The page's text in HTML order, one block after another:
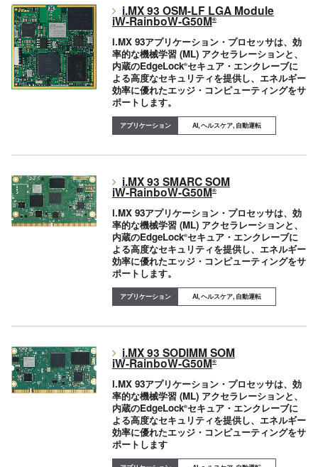
i.MX 93 OSM-LF LGA Module
iW-RainboW-G50M®
i.MX 93アプリケーション・プロセッサは、効
率的な機械学習 (ML) アクセラレーションと、
内蔵のEdgeLock®セキュア・エンクレーブに
よる高度なセキュリティを提供し、エネルギー
効率に優れたエッジ・コンピューティングをサ
ポートします。
AI, ヘルスケア, 自動運転
i.MX 93 SMARC SOM
iW-RainboW-G50M®
i.MX 93アプリケーション・プロセッサは、効
率的な機械学習 (ML) アクセラレーションと、
内蔵のEdgeLock®セキュア・エンクレーブに
よる高度なセキュリティを提供し、エネルギー
効率に優れたエッジ・コンピューティングをサ
ポートします。
AI, ヘルスケア, 自動運転
i.MX 93 SODIMM SOM
iW-RainboW-G50M®
i.MX 93アプリケーション・プロセッサは、効
率的な機械学習 (ML) アクセラレーションと、
内蔵のEdgeLock®セキュア・エンクレーブに
よる高度なセキュリティを提供し、エネルギー
効率に優れたエッジ・コンピューティングをサ
ポートします